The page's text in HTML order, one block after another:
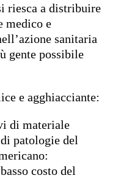
riesca a distribuire
medico e
sanitaria
gente possibile
e agghiacciante:
di materiale
patologie del
costo del